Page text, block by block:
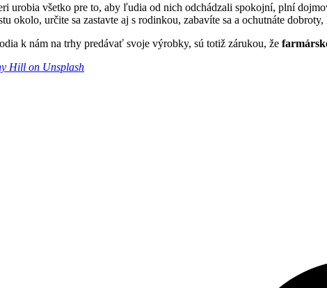
urobia všetko pre to, aby ľudia od nich odchádzali spokojní, plní
okolo, určite sa zastavte aj s rodinkou, zabavíte sa a ochutnáte
k nám na trhy predávať svoje výrobky, sú totiž zárukou, že
Hill on Unsplash